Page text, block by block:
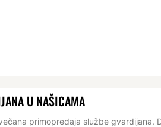
U NAŠICAMA
primopredaja službe gvardijana.